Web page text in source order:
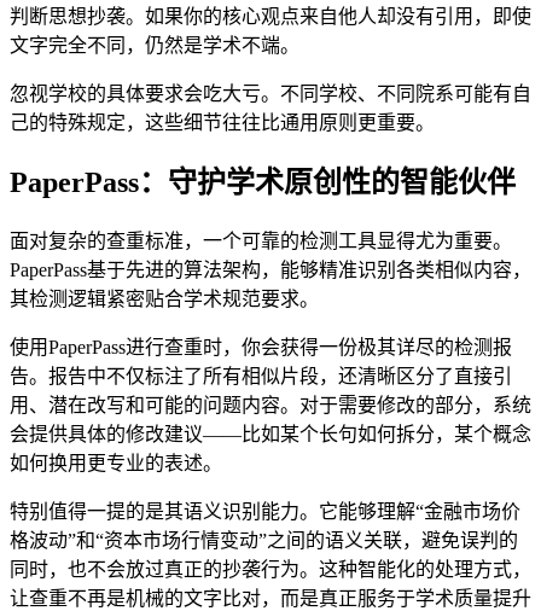
判断思想抄袭。如果你的核心观点来自他人却没有引用，即使
文字完全不同，仍然是学术不端。
忽视学校的具体要求会吃大亏。不同学校、不同院系可能有自
己的特殊规定，这些细节往往比通用原则更重要。
PaperPass：守护学术原创性的智能伙伴
面对复杂的查重标准，一个可靠的检测工具显得尤为重要。
PaperPass基于先进的算法架构，能够精准识别各类相似内容，
其检测逻辑紧密贴合学术规范要求。
使用PaperPass进行查重时，你会获得一份极其详尽的检测报
告。报告中不仅标注了所有相似片段，还清晰区分了直接引
用、潜在改写和可能的问题内容。对于需要修改的部分，系统
会提供具体的修改建议——比如某个长句如何拆分，某个概念
如何换用更专业的表述。
特别值得一提的是其语义识别能力。它能够理解“金融市场价
格波动”和“资本市场行情变动”之间的语义关联，避免误判的
同时，也不会放过真正的抄袭行为。这种智能化的处理方式，
让查重不再是机械的文字比对，而是真正服务于学术质量提升